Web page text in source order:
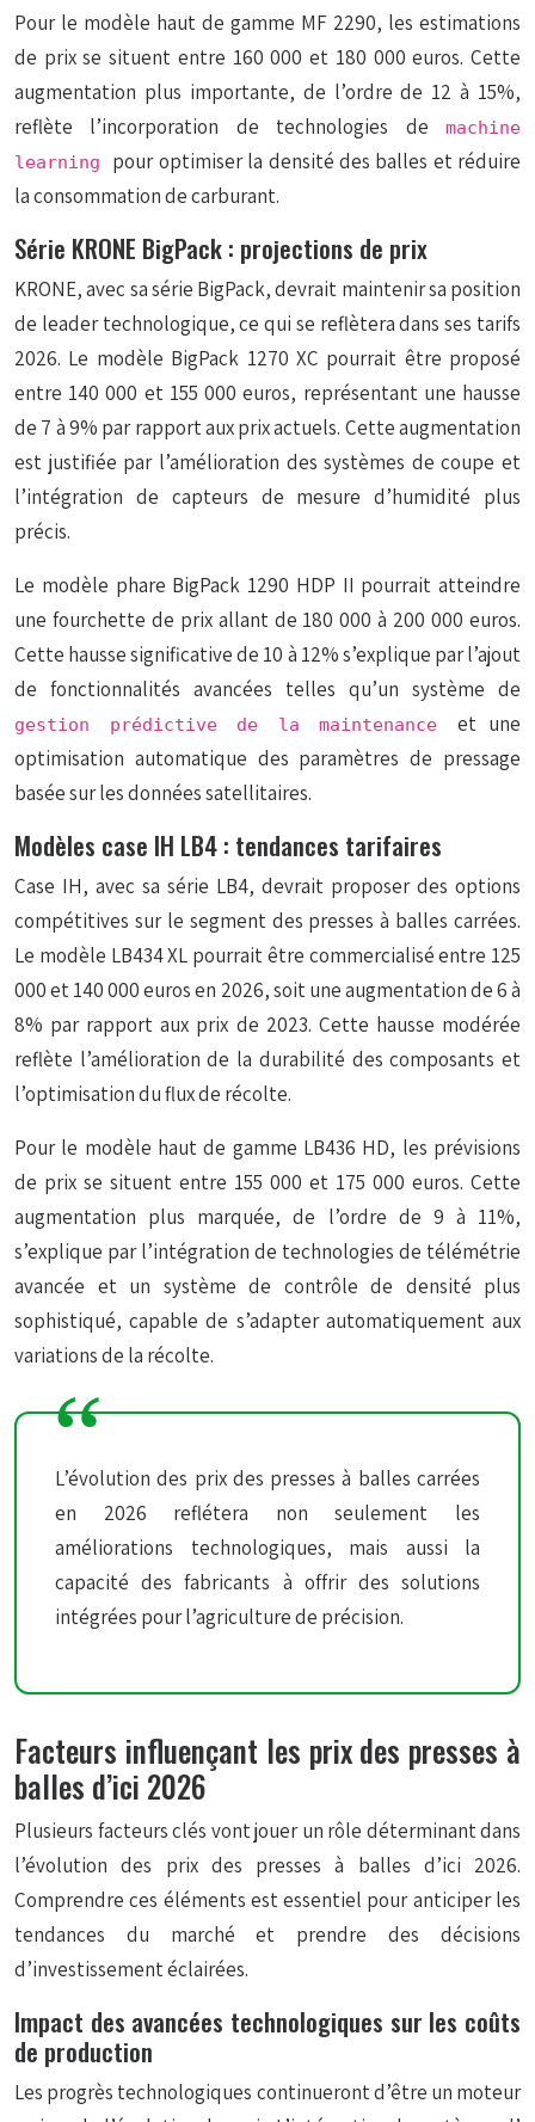
Pour le modèle haut de gamme MF 2290, les estimations
de prix se situent entre 160 000 et 180 000 euros. Cette
augmentation plus importante, de l’ordre de 12 à 15%,
reflète l’incorporation de technologies de
machine
learning pour optimiser la densité des balles et réduire
la consommation de carburant.
Série KRONE BigPack : projections de prix
KRONE, avec sa série BigPack, devrait maintenir sa position
de leader technologique, ce qui se reflètera dans ses tarifs
2026. Le modèle BigPack 1270 XC pourrait être proposé
entre 140 000 et 155 000 euros, représentant une hausse
de 7 à 9% par rapport aux prix actuels. Cette augmentation
est justifiée par l’amélioration des systèmes de coupe et
l’intégration de capteurs de mesure d’humidité plus
précis.
Le modèle phare BigPack 1290 HDP II pourrait atteindre
une fourchette de prix allant de 180 000 à 200 000 euros.
Cette hausse significative de 10 à 12% s’explique par l’ajout
de fonctionnalités avancées telles qu’un système de
gestion prédictive de la maintenance et une
optimisation automatique des paramètres de pressage
basée sur les données satellitaires.
Modèles case IH LB4 : tendances tarifaires
Case IH, avec sa série LB4, devrait proposer des options
compétitives sur le segment des presses à balles carrées.
Le modèle LB434 XL pourrait être commercialisé entre 125
000 et 140 000 euros en 2026, soit une augmentation de 6 à
8% par rapport aux prix de 2023. Cette hausse modérée
reflète l’amélioration de la durabilité des composants et
l’optimisation du flux de récolte.
Pour le modèle haut de gamme LB436 HD, les prévisions
de prix se situent entre 155 000 et 175 000 euros. Cette
augmentation plus marquée, de l’ordre de 9 à 11%,
s’explique par l’intégration de technologies de télémétrie
avancée et un système de contrôle de densité plus
sophistiqué, capable de s’adapter automatiquement aux
variations de la récolte.
L’évolution des prix des presses à balles carrées
en 2026 reflétera non seulement les
améliorations technologiques, mais aussi la
capacité des fabricants à offrir des solutions
intégrées pour l’agriculture de précision.
Facteurs influençant les prix des presses à
balles d’ici 2026
Plusieurs facteurs clés vont jouer un rôle déterminant dans
l’évolution des prix des presses à balles d’ici 2026.
Comprendre ces éléments est essentiel pour anticiper les
tendances du marché et prendre des décisions
d’investissement éclairées.
Impact des avancées technologiques sur les coûts
de production
Les progrès technologiques continueront d’être un moteur